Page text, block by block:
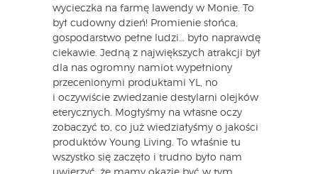
wycieczka na farmę lawendy w Monie. To
był cudowny dzień! Promienie słońca,
gospodarstwo pełne ludzi… było naprawdę
ciekawie. Jedną z największych atrakcji był
dla nas ogromny namiot wypełniony
przecenionymi produktami YL, no
i oczywiście zwiedzanie destylarni olejków
eterycznych. Mogłyśmy na własne oczy
zobaczyć to, co już wiedziałyśmy o jakości
produktów Young Living. To właśnie tu
wszystko się zaczęło i trudno było nam